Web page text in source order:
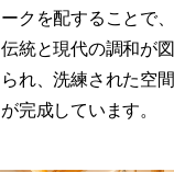
ークを配することで、
伝統と現代の調和が図
られ、洗練された空間
が完成しています。